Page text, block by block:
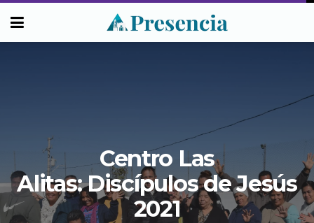
Centro Las
Alitas: Discípulos de Jesús
2021